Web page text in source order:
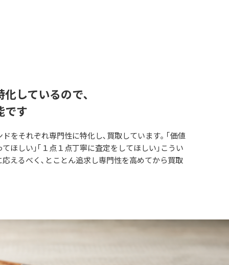
しているので､
です
をそれぞれ専門性に特化し､買取しています｡ ｢価値
ほしい｣｢１点１点丁寧に査定をしてほしい｣こうい
えるべく､とことん追求し専門性を高めてから買取